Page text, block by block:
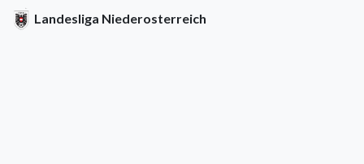
Landesliga Niederosterreich